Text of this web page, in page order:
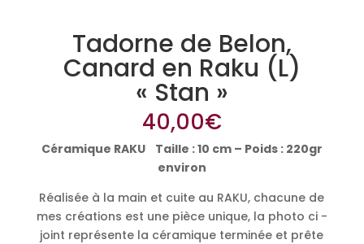
Tadorne de Belon,
Canard en Raku (L)
« Stan »
40,00€
Céramique RAKU Taille : 10 cm – Poids : 220gr
environ
Réalisée à la main et cuite au RAKU, chacune de
mes créations est une pièce unique, la photo ci -
joint représente la céramique terminée et prête